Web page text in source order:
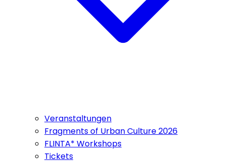
Veranstaltungen
Fragments of Urban Culture 2026
FLINTA* Workshops
Tickets